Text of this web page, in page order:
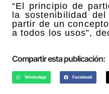
“El principio de
la sostenibilidad
partir de un
a todos los usos”,
Compartir esta publicación:
WhatsApp Facebook